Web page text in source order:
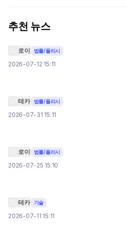
추천 뉴스
로이 법률/폴리시
2026-07-12 15:11
테카 법률/폴리시
2026-07-31 15:11
로이 법률/폴리시
2026-07-25 15:10
테카 기술
2026-07-11 15:11